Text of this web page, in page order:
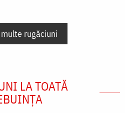
rugăciuni
LA TOATĂ